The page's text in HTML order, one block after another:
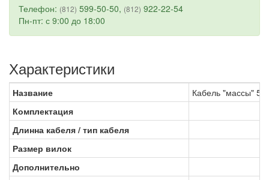
Телефон: (812) 599-50-50, (812) 922-22-54
Пн-пт: с 9:00 до 18:00
Характеристики
Название
Кабель "массы"
Комплектация
Длинна кабеля / тип кабеля
Размер вилок
Дополнительно